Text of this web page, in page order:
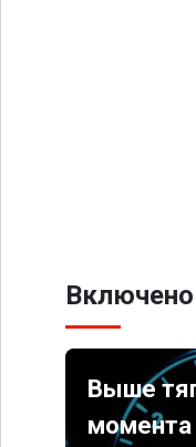
Выше
момента